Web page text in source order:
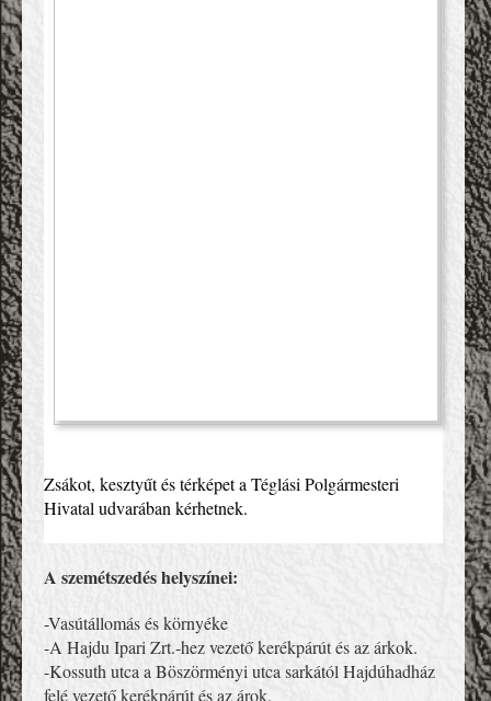
Zsákot, kesztyűt és térképet a Téglási Polgármesteri
Hivatal udvarában kérhetnek.
A szemétszedés helyszínei:
-Vasútállomás és környéke
-A Hajdu Ipari Zrt.-hez vezető kerékpárút és az árkok.
-Kossuth utca a Böszörményi utca sarkától Hajdúhadház
felé vezető kerékpárút és az árok.